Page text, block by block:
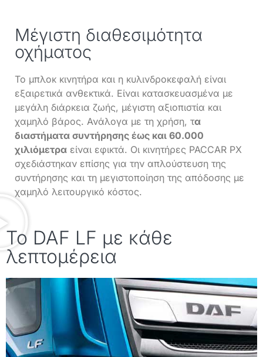
Μέγιστη διαθεσιμότητα
οχήματος
Το μπλοκ κινητήρα και η κυλινδροκεφαλή είναι
εξαιρετικά ανθεκτικά. Είναι κατασκευασμένα με
μεγάλη διάρκεια ζωής, μέγιστη αξιοπιστία και
χαμηλό βάρος. Ανάλογα με τη χρήση, τα
διαστήματα συντήρησης έως και 60.000
χιλιόμετρα είναι εφικτά. Οι κινητήρες PACCAR PX
σχεδιάστηκαν επίσης για την απλούστευση της
συντήρησης και τη μεγιστοποίηση της απόδοσης με
χαμηλό λειτουργικό κόστος.
Το DAF LF με κάθε
λεπτομέρεια